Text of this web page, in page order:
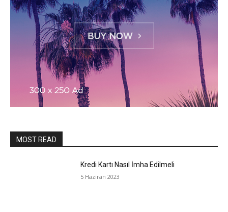
MOST READ
Kredi Kartı Nasıl İmha Edilmeli
5 Haziran 2023